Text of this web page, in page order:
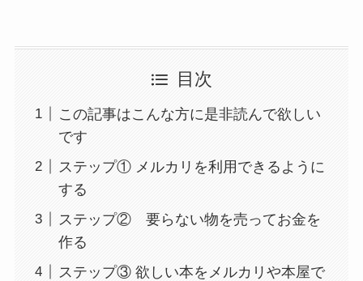
目次
この記事はこんな方に是非読んで欲しい
です
ステップ① メルカリを利用できるように
する
ステップ② 要らない物を売ってお金を
作る
ステップ③ 欲しい本をメルカリや本屋で